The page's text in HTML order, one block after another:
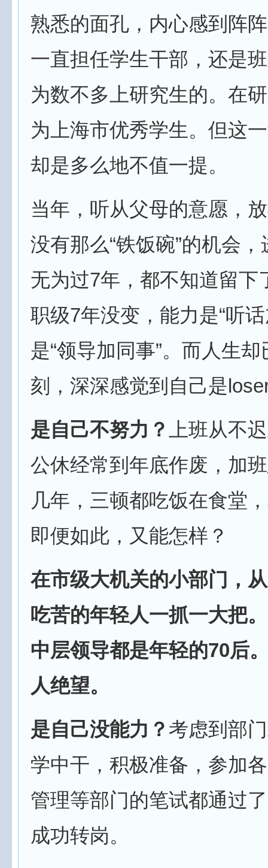
熟悉的面孔，内心感到阵
一直担任学生干部，还是
为数不多上研究生的。在
为上海市优秀学生。但这
却是多么地不值一提。
当年，听从父母的意愿，
没有那么“铁饭碗”的机会
无为过7年，都不知道留下
职级7年没变，能力是“听
是“领导加同事”。而人生
刻，深深感觉到自己是
是自己不努力？
上班从不
公休经常到年底作废，加
几年，三顿都吃饭在食堂
即便如此，又能怎样？
在市级大机关的小部门，
吃苦的年轻人一抓一大把
中层领导都是年轻的70后
人绝望。
是自己没能力？ 考虑到部
学中干，积极准备，参加
管理等部门的笔试都通过
成功转岗。